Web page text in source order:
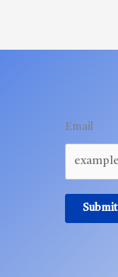
Email
Submit